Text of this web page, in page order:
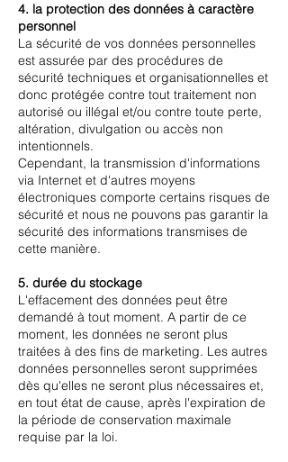
4. la protection des données à caractère
personnel
La sécurité de vos données personnelles
est assurée par des procédures de
sécurité techniques et organisationnelles et
donc protégée contre tout traitement non
autorisé ou illégal et/ou contre toute perte,
altération, divulgation ou accès non
intentionnels.
Cependant, la transmission d'informations
via Internet et d'autres moyens
électroniques comporte certains risques de
sécurité et nous ne pouvons pas garantir la
sécurité des informations transmises de
cette manière.
5. durée du stockage
L'effacement des données peut être
demandé à tout moment. A partir de ce
moment, les données ne seront plus
traitées à des fins de marketing. Les autres
données personnelles seront supprimées
dès qu'elles ne seront plus nécessaires et,
en tout état de cause, après l'expiration de
la période de conservation maximale
requise par la loi.